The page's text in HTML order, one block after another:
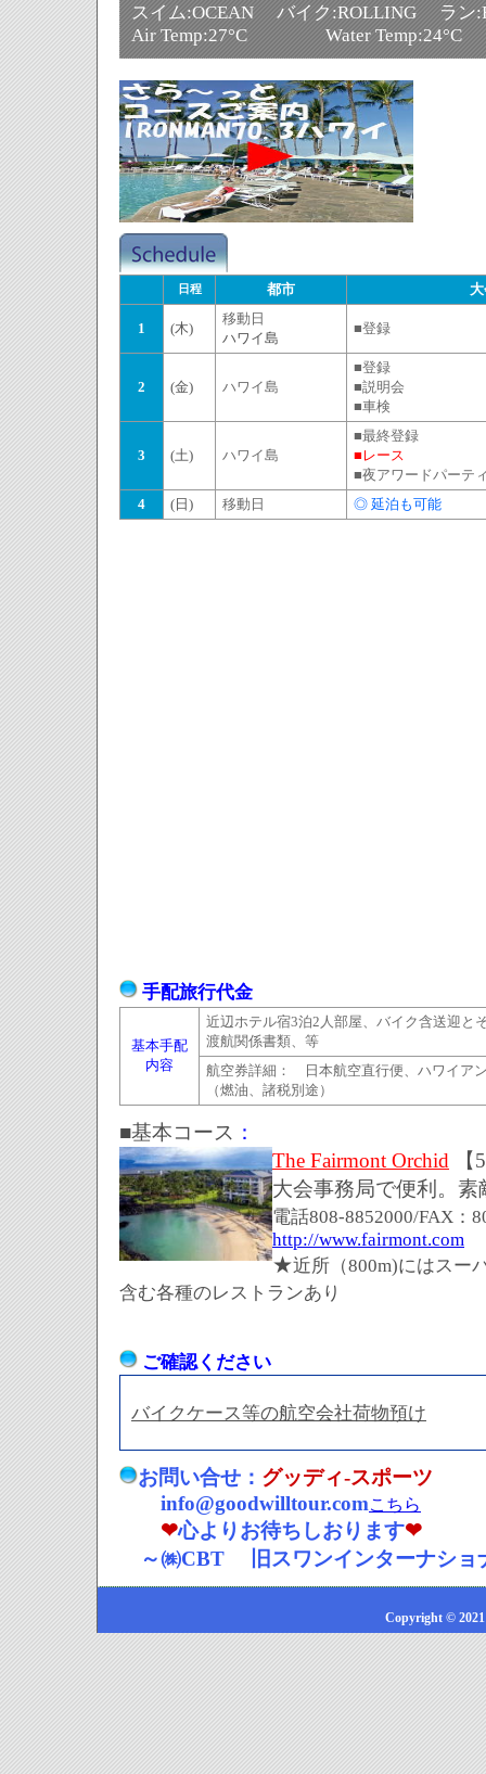
スイム:OCEAN バイク:ROLLING ラン
Air Temp:27°C Water Temp:24°C
日程 都市
1 (木)
移動日
ハワイ島
■登録
2 (金) ハワイ島
■登録
■説明会
■車検
3 (土) ハワイ島
■最終登録
■レース
■夜アワードパーテ
4
(日) 移動日 ◎ 延泊も可能
手配旅行代金
基本手配
内容
近辺ホテル宿3泊2人部屋、バイク含送迎と
渡航関係書類、等
航空券詳細： 日本航空直行便、ハワイア
（燃油、諸税別途）
■基本コース ：
The Fairmont Orchid 【
大会事務局で便利。素
電話808-8852000/FAX：
http://www.fairmont.com
★近所（800m)にはスー
含む各種のレストランあり
ご確認ください
バイクケース等の航空会社荷物預け
お問い合せ： グッディ-スポーツ
info@goodwilltour.comこちら
❤心よりお待ちしおります❤
～㈱CBT 旧スワンインターナショ
Copyright ©